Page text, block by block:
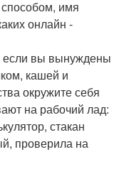
имя
онлайн -
если вы вынуждены
кашей и
окружите себя
на рабочий лад:
стакан
проверила на